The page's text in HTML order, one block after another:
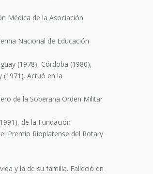
Médica de la Asociación
Nacional de Educación
(1978), Córdoba (1980),
(1971). Actuó en la
de la Soberana Orden Militar
de la Fundación
Premio Rioplatense del Rotary
y la de su familia. Falleció en